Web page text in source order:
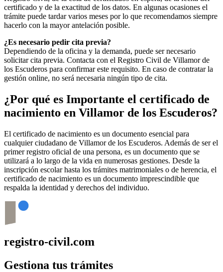
certificado y de la exactitud de los datos. En algunas ocasiones el
trámite puede tardar varios meses por lo que recomendamos siempre
hacerlo con la mayor antelación posible.
¿Es necesario pedir cita previa?
Dependiendo de la oficina y la demanda, puede ser necesario
solicitar cita previa. Contacta con el Registro Civil de Villamor de
los Escuderos para confirmar este requisito. En caso de contratar la
gestión online, no será necesaria ningún tipo de cita.
¿Por qué es Importante el certificado de
nacimiento en Villamor de los Escuderos?
El certificado de nacimiento es un documento esencial para
cualquier ciudadano de Villamor de los Escuderos. Además de ser el
primer registro oficial de una persona, es un documento que se
utilizará a lo largo de la vida en numerosas gestiones. Desde la
inscripción escolar hasta los trámites matrimoniales o de herencia, el
certificado de nacimiento es un documento imprescindible que
respalda la identidad y derechos del individuo.
registro-civil.com
Gestiona tus trámites